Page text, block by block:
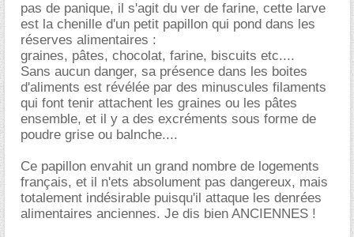
pas de panique, il s'agit du ver de farine, cette larve
est la chenille d'un petit papillon qui pond dans les
réserves alimentaires :
graines, pâtes, chocolat, farine, biscuits etc....
Sans aucun danger, sa présence dans les boites
d'aliments est révélée par des minuscules filaments
qui font tenir attachent les graines ou les pâtes
ensemble, et il y a des excréments sous forme de
poudre grise ou balnche....
Ce papillon envahit un grand nombre de logements
français, et il n'ets absolument pas dangereux, mais
totalement indésirable puisqu'il attaque les denrées
alimentaires anciennes. Je dis bien ANCIENNES !